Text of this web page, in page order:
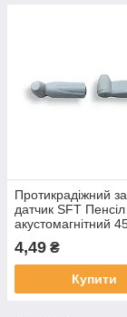
Протикрадіжний
датчик SFT Пенсіл
акустомагнітний
4,49 ₴
Купити